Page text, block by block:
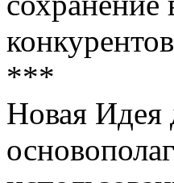
***
Новая Идея